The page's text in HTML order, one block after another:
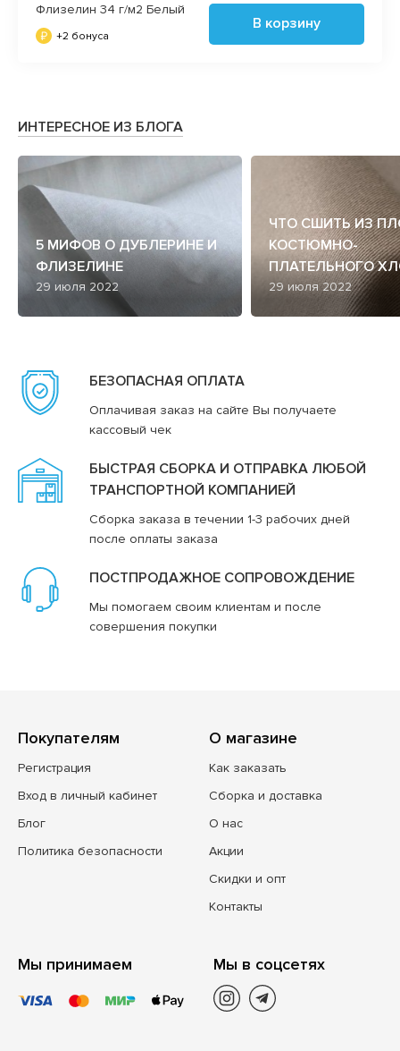
Флизелин 34 г/м2 Белый
+2 бонуса
В корзину
ИНТЕРЕСНОЕ ИЗ БЛОГА
5 МИФОВ О ДУБЛЕРИНЕ И
ФЛИЗЕЛИНЕ
29 июля 2022
ЧТО СШИТЬ ИЗ
КОСТЮМНО-
ПЛАТЕЛЬНОГО
29 июля 2022
БЕЗОПАСНАЯ ОПЛАТА
Оплачивая заказ на сайте Вы получаете
кассовый чек
БЫСТРАЯ СБОРКА И ОТПРАВКА ЛЮБОЙ
ТРАНСПОРТНОЙ КОМПАНИЕЙ
Сборка заказа в течении 1-3 рабочих дней
после оплаты заказа
ПОСТПРОДАЖНОЕ СОПРОВОЖДЕНИЕ
Мы помогаем своим клиентам и после
совершения покупки
Покупателям
Регистрация
Вход в личный кабинет
Блог
Политика безопасности
О магазине
Как заказать
Сборка и доставка
О нас
Акции
Скидки и опт
Контакты
Мы принимаем Мы в соцсетях